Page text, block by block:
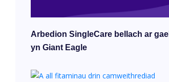
Arbedion SingleCare bellach ar gael
yn Giant Eagle